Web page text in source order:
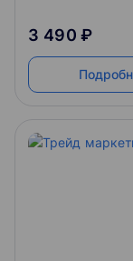
3 490 ₽